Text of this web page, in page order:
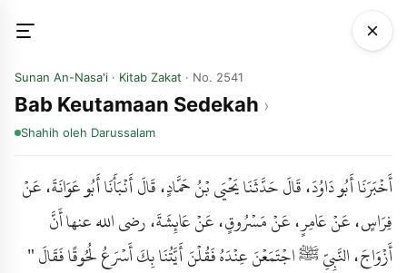
Sunan An-Nasa'i · Kitab Zakat · No. 2541
Bab Keutamaan Sedekah
Shahih oleh Darussalam
أَخْبَرَنَا أَبُو دَاوُدَ، قَالَ حَدَّثَنَا يَحْيَى بْنُ حَمَّادٍ، قَالَ أَنْبَأَنَا أَبُو عَوَانَةَ، عَنْ
فِرَاسٍ، عَنْ عَامِرٍ، عَنْ مَسْرُوقٍ، عَنْ عَائِشَةَ، رضى الله عنها أَنَّ
أَزْوَاجَ، النَّبِيِّ ﷺ اجْتَمَعْنَ عِنْدَهُ فَقُلْنَ أَيَّتُنَا بِكَ أَسْرَعُ لُحُوقًا فَقَالَ "